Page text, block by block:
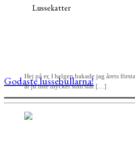
Hej på er, I helgen bakade jag årets
är ju inte mycket som slår […]
Godaste lussebullarna!